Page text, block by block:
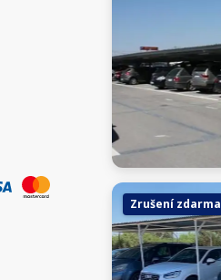
Zrušení zdarma